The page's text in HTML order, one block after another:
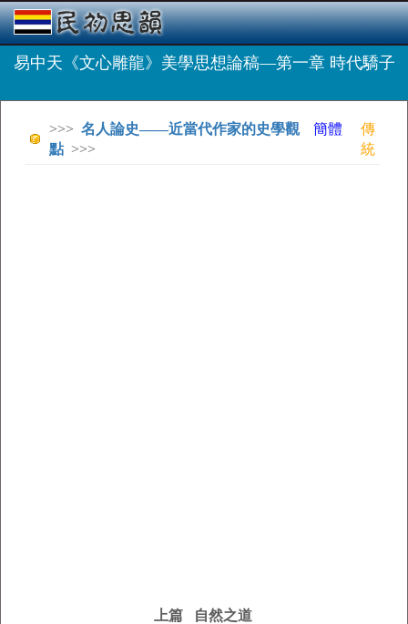
易中天《文心雕龍》美學思想論稿—第一章 時代驕子
>>> 名人論史——近當代作家的史學觀
點 >>>
簡體
傳
統
上篇
自然之道